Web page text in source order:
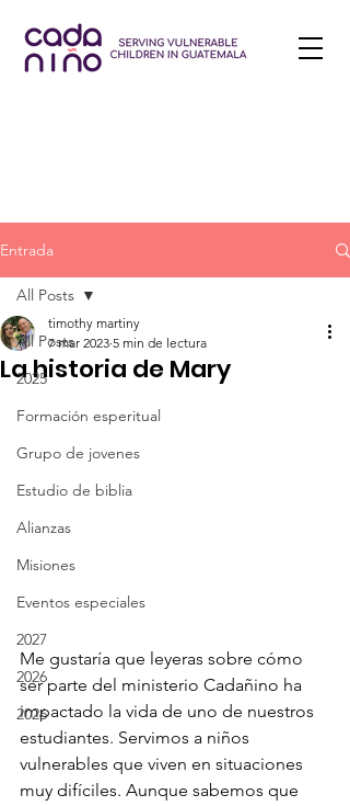
Entrada
All Posts
2025
Formación esperitual
Grupo de jovenes
Estudio de biblia
Alianzas
Misiones
Eventos especiales
2027
2026
2026
All Posts
La historia de Mary
timothy martiny
7 mar 2023 5 min de lectura
Me gustaría que leyeras sobre cómo
ser parte del ministerio Cadañino ha
impactado la vida de uno de nuestros
estudiantes. Servimos a niños
vulnerables que viven en situaciones
muy difíciles. Aunque sabemos que